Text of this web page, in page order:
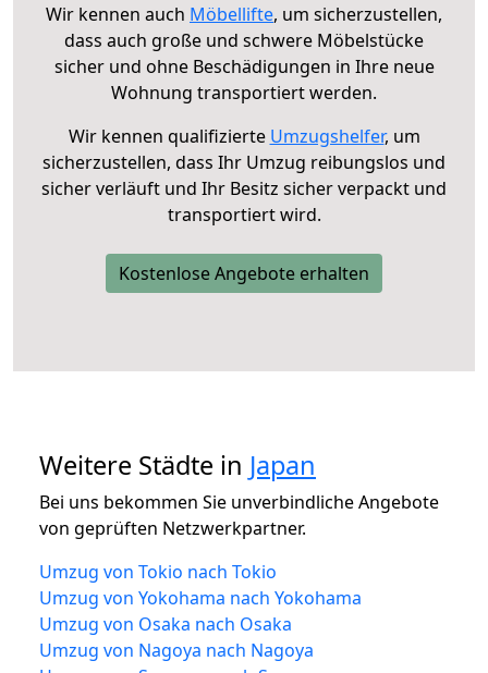
Wir kennen auch Möbellifte, um sicherzustellen,
dass auch große und schwere Möbelstücke
sicher und ohne Beschädigungen in Ihre neue
Wohnung transportiert werden.
Wir kennen qualifizierte Umzugshelfer, um
sicherzustellen, dass Ihr Umzug reibungslos und
sicher verläuft und Ihr Besitz sicher verpackt und
transportiert wird.
Kostenlose Angebote erhalten
Weitere Städte in Japan
Bei uns bekommen Sie unverbindliche Angebote
von geprüften Netzwerkpartner.
Umzug von Tokio nach Tokio
Umzug von Yokohama nach Yokohama
Umzug von Osaka nach Osaka
Umzug von Nagoya nach Nagoya